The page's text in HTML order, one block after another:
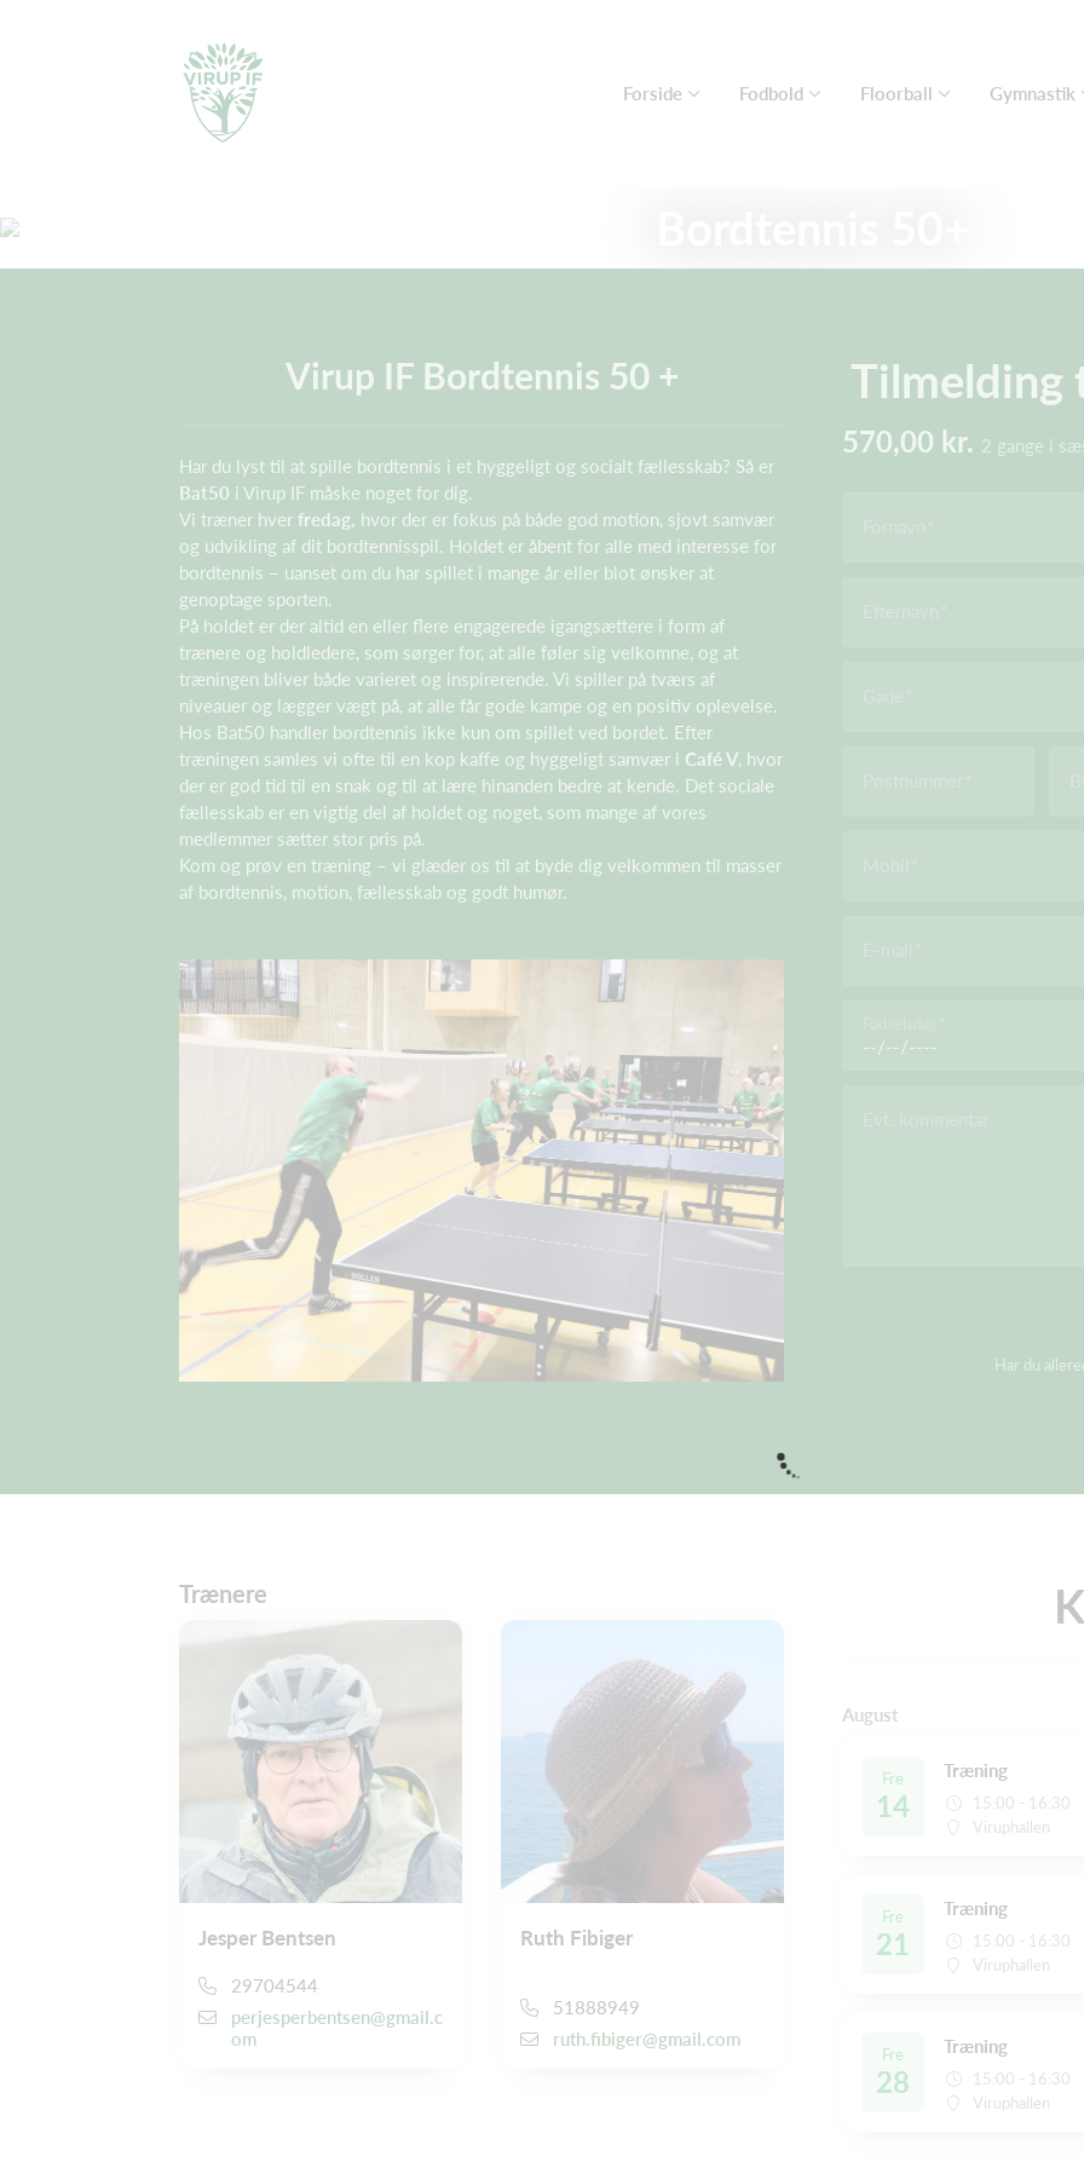
Forside Fodbold Floorball Gymnastik
Virup IF Bordtennis 50 +
Har du lyst til at spille bordtennis i et hyggeligt og socialt fællesskab? Så er
Bat50 i Virup IF måske noget for dig.
Vi træner hver fredag, hvor der er fokus på både god motion, sjovt samvær
og udvikling af dit bordtennisspil. Holdet er åbent for alle med interesse for
bordtennis – uanset om du har spillet i mange år eller blot ønsker at
genoptage sporten.
På holdet er der altid en eller flere engagerede igangsættere i form af
trænere og holdledere, som sørger for, at alle føler sig velkomne, og at
træningen bliver både varieret og inspirerende. Vi spiller på tværs af
niveauer og lægger vægt på, at alle får gode kampe og en positiv oplevelse.
Hos Bat50 handler bordtennis ikke kun om spillet ved bordet. Efter
træningen samles vi ofte til en kop kaffe og hyggeligt samvær i Café V, hvor
der er god tid til en snak og til at lære hinanden bedre at kende. Det sociale
fællesskab er en vigtig del af holdet og noget, som mange af vores
medlemmer sætter stor pris på.
Kom og prøv en træning – vi glæder os til at byde dig velkommen til masser
af bordtennis, motion, fællesskab og godt humør.
Tilmelding
570,00 kr. 2 gange i
Har du
Trænere
Jesper Bentsen
29704544
perjesperbentsen@gmail.c
om
Ruth Fibiger
51888949
ruth.fibiger@gmail.com
August
Fre
14
Træning
15:00 - 16:30
Viruphallen
Fre
21
Træning
15:00 - 16:30
Viruphallen
Fre
28
Træning
15:00 - 16:30
Viruphallen